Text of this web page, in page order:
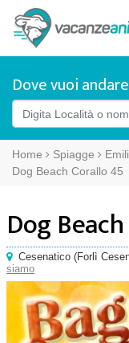
Dove vuoi
Home Spiagge
Dog Beach Corallo 45
Dog
Cesenatico (Forlì
siamo